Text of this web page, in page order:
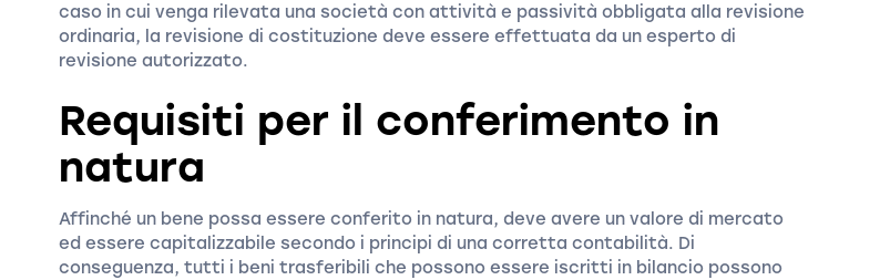
caso in cui venga rilevata una società con attività e passività obbligata alla revisione
ordinaria, la revisione di costituzione deve essere effettuata da un esperto di
revisione autorizzato.
Requisiti per il conferimento in
natura
Affinché un bene possa essere conferito in natura, deve avere un valore di mercato
ed essere capitalizzabile secondo i principi di una corretta contabilità. Di
conseguenza, tutti i beni trasferibili che possono essere iscritti in bilancio possono